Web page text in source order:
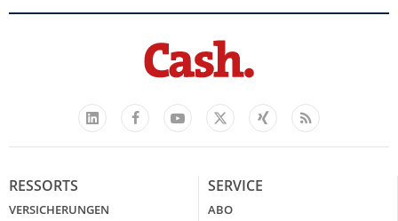
LinkedIn
FacebookYouTube
X
Xing Feed
RESSORTS
VERSICHERUNGEN
SERVICE
ABO